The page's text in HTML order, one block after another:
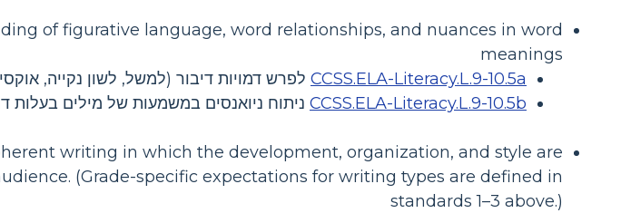
of figurative language, word relationships, and nuances in word
meanings
CCSS.ELA-Literacy.L.9-10.5a לפרש דמויות דיבור (למשל, לשון נקייה,
CCSS.ELA-Literacy.L.9-10.5b ניתוח ניואנסים במשמעות של מילים בעלות
writing in which the development, organization, and style are
(Grade-specific expectations for writing types are defined in
standards 1–3 above.)